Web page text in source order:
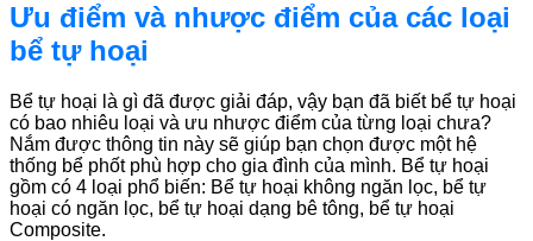
Ưu điểm và nhược điểm của các loại
bể tự hoại
Bể tự hoại là gì đã được giải đáp, vậy bạn đã biết bể tự hoại
có bao nhiêu loại và ưu nhược điểm của từng loại chưa?
Nắm được thông tin này sẽ giúp bạn chọn được một hệ
thống bể phốt phù hợp cho gia đình của mình. Bể tự hoại
gồm có 4 loại phổ biến: Bể tự hoại không ngăn lọc, bể tự
hoại có ngăn lọc, bể tự hoại dạng bê tông, bể tự hoại
Composite.